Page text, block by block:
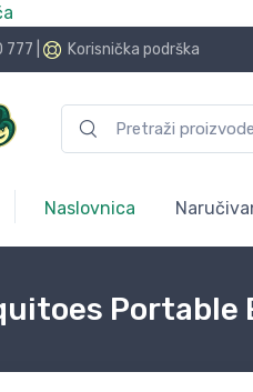
777 Korisnička podrška
Naslovnica
Portable